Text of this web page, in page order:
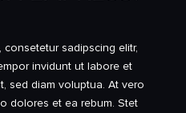
sadipscing elitr,
invidunt ut labore et
sed diam voluptua. At vero
dolores et ea rebum. Stet